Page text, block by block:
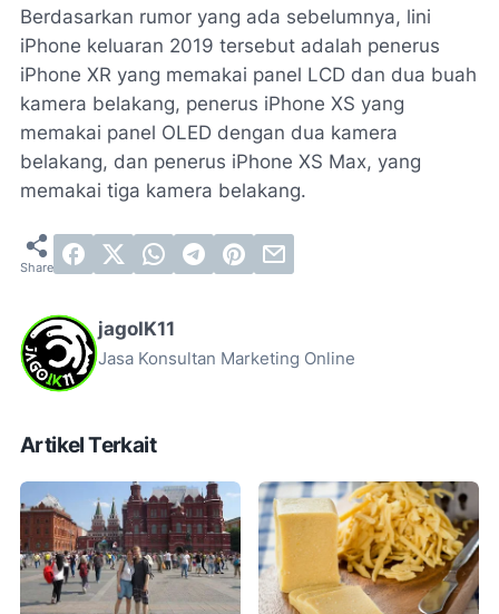
Berdasarkan rumor yang ada sebelumnya, lini
iPhone keluaran 2019 tersebut adalah penerus
iPhone XR yang memakai panel LCD dan dua buah
kamera belakang, penerus iPhone XS yang
memakai panel OLED dengan dua kamera
belakang, dan penerus iPhone XS Max, yang
memakai tiga kamera belakang.
jagoIK11
Jasa Konsultan Marketing Online
Artikel Terkait